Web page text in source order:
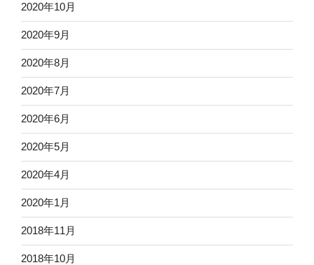
2020年10月
2020年9月
2020年8月
2020年7月
2020年6月
2020年5月
2020年4月
2020年1月
2018年11月
2018年10月